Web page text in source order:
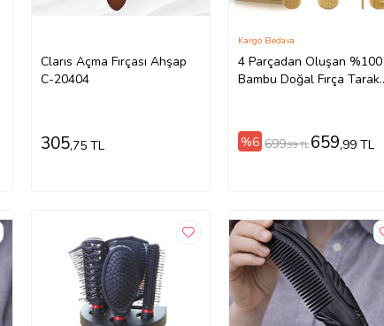
Clarıs Açma Fırçası Ahşap
C-20404
305,75 TL
4 Parçadan Oluşan %100
Bambu Doğal Fırça Tarak
Kargo Bedava
%6 699,99 TL 659,99 TL